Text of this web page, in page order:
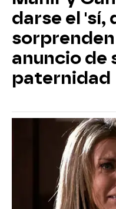
darse el 'sí,
anuncio de
paternidad